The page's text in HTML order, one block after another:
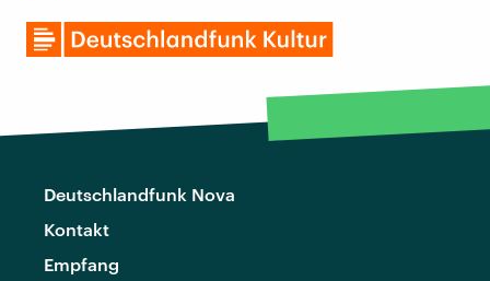
Deutschlandfunk Nova
Kontakt
Empfang